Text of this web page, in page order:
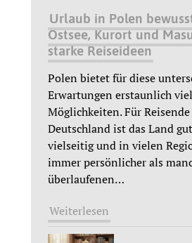
Urlaub in Polen
Ostsee, Kurort und
starke Reiseideen
Polen bietet für diese
Erwartungen erstaunlich
Möglichkeiten. Für Reisende
Deutschland ist das Land
vielseitig und in vielen
immer persönlicher als
überlaufenen…
Weiterlesen